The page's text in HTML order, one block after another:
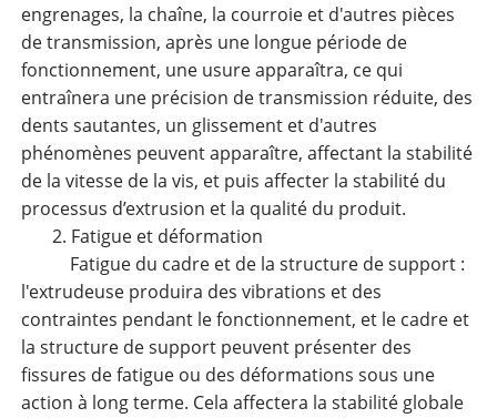
engrenages, la chaîne, la courroie et d'autres pièces
de transmission, après une longue période de
fonctionnement, une usure apparaîtra, ce qui
entraînera une précision de transmission réduite, des
dents sautantes, un glissement et d'autres
phénomènes peuvent apparaître, affectant la stabilité
de la vitesse de la vis, et puis affecter la stabilité du
processus d’extrusion et la qualité du produit.
2. Fatigue et déformation
Fatigue du cadre et de la structure de support :
l'extrudeuse produira des vibrations et des
contraintes pendant le fonctionnement, et le cadre et
la structure de support peuvent présenter des
fissures de fatigue ou des déformations sous une
action à long terme. Cela affectera la stabilité globale